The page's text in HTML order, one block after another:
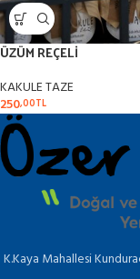
ÜZÜM REÇELİ
KAKULE TAZE
250,00TL
K.Kaya Mahallesi